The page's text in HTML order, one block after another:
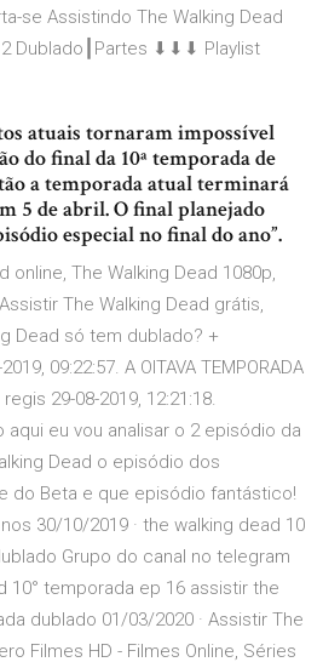
se Assistindo The Walking Dead
2 Dublado┃Partes ⬇⬇⬇ Playlist
atuais tornaram impossível
do final da 10ª temporada de
a temporada atual terminará
5 de abril. O final planejado
especial no final do ano”.
online, The Walking Dead 1080p,
The Walking Dead grátis,
Dead só tem dublado? +
09:22:57. A OITAVA TEMPORADA
29-08-2019, 12:21:18.
aqui eu vou analisar o 2 episódio da
Dead o episódio dos
do Beta e que episódio fantástico!
30/10/2019 · the walking dead 10
Grupo do canal no telegram
10° temporada ep 16 assistir the
dublado 01/03/2020 · Assistir The
Filmes HD - Filmes Online, Séries